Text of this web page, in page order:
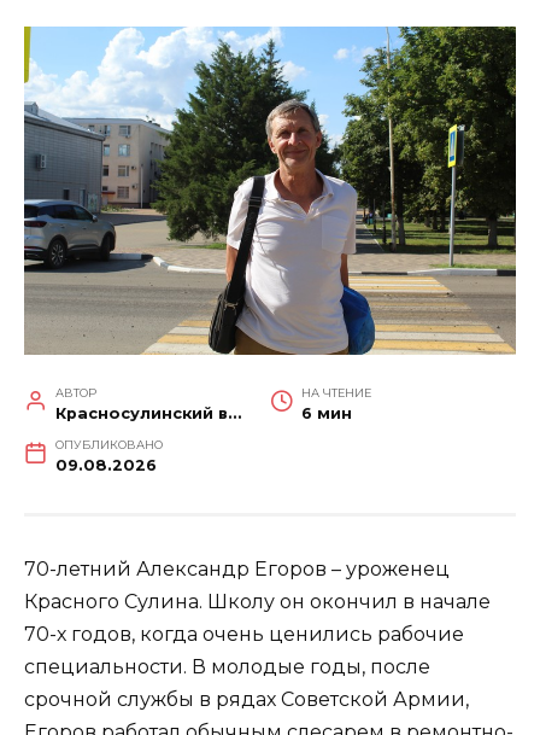
АВТОР
Красносулинский вестник
НА ЧТЕНИЕ
6 мин
ОПУБЛИКОВАНО
09.08.2026
70-летний Александр Егоров – уроженец
Красного Сулина. Школу он окончил в начале
70-х годов, когда очень ценились рабочие
специальности. В молодые годы, после
срочной службы в рядах Советской Армии,